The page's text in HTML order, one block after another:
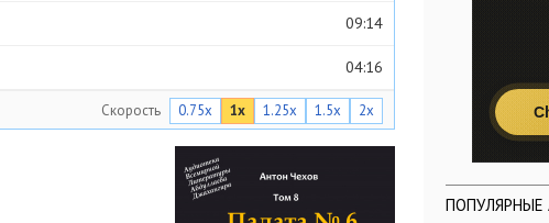
09:14
04:16
09:10
Скорость 0.75x 1x 1.25x 1.5x 2x
ПОПУЛЯРНЫЕ